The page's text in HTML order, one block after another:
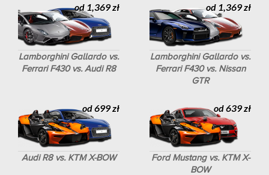
Lamborghini Gallardo vs.
Ferrari F430 vs. Audi R8
od 1,369 zł
Lamborghini Gallardo vs.
Ferrari F430 vs. Nissan
GTR
od 1,369 zł
Audi R8 vs. KTM X-BOW
od 699 zł
Ford Mustang vs. KTM X-
BOW
od 639 zł